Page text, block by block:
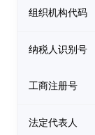
组织机构代码
纳税人识别号
工商注册号
法定代表人